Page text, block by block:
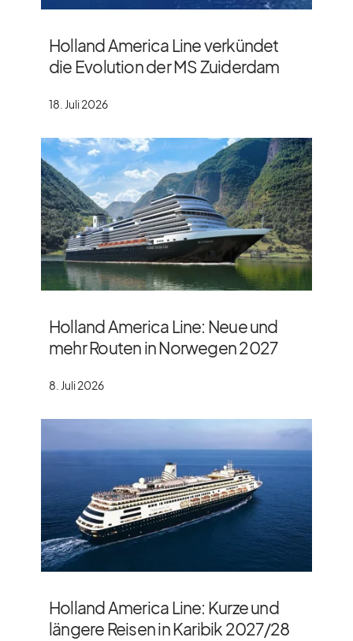
Holland America Line verkündet
die Evolution der MS Zuiderdam
18. Juli 2026
Holland America Line: Neue und
mehr Routen in Norwegen 2027
8. Juli 2026
Holland America Line: Kurze und
längere Reisen in Karibik 2027/​28